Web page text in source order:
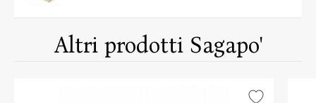
Altri prodotti Sagapo'